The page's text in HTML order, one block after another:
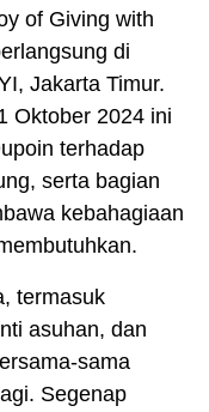
of Giving with
di
Jakarta Timur.
Oktober 2024 ini
terhadap
serta bagian
kebahagiaan
termasuk
asuhan, dan
sama
Segenap